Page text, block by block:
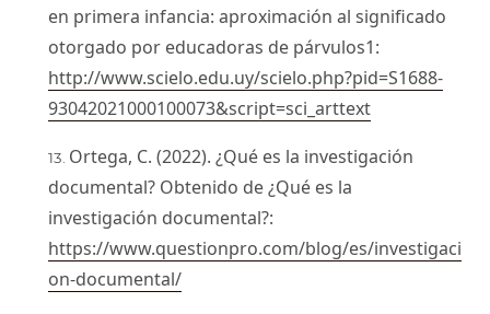
en primera infancia: aproximación al significado
otorgado por educadoras de párvulos1:
http://www.scielo.edu.uy/scielo.php?pid=S1688-
93042021000100073&script=sci_arttext
Ortega, C. (2022). ¿Qué es la investigación
documental? Obtenido de ¿Qué es la
investigación documental?:
https://www.questionpro.com/blog/es/investigaci
on-documental/